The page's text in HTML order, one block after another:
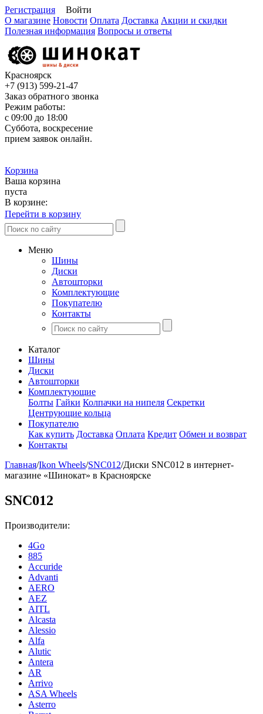
Регистрация
Войти
О магазине Новости Оплата Доставка Акции и скидки
Полезная информация Вопросы и ответы
Красноярск
+7 (913) 599-21-47
Заказ обратного звонка
Режим работы:
с 09:00 до 18:00
Суббота, воскресение
прием заявок онлайн.
Корзина
Ваша корзина
пуста
В корзине:
Перейти в корзину
Меню
Шины
Диски
Автошторки
Комплектующие
Покупателю
Контакты
Каталог
Шины
Диски
Автошторки
Комплектующие
Болты Гайки Колпачки на нипеля Секретки
Центрующие кольца
Покупателю
Как купить Доставка Оплата Кредит Обмен и возврат
Контакты
Главная/Ikon Wheels/SNC012/Диски SNC012 в интернет-
магазине «Шинокат» в Красноярске
SNC012
Производители:
4Go
885
Accuride
Advanti
AERO
AEZ
AITL
Alcasta
Alessio
Alfa
Alutic
Antera
AR
Arrivo
ASA Wheels
Asterro